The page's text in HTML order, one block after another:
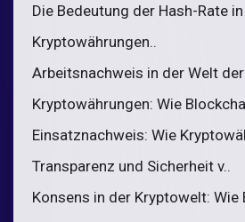
Die Bedeutung der Hash-Rate
Kryptowährungen..
Arbeitsnachweis in der Welt der
Kryptowährungen: Wie
Einsatznachweis: Wie
Transparenz und Sicherheit v..
Konsens in der Kryptowelt: Wie